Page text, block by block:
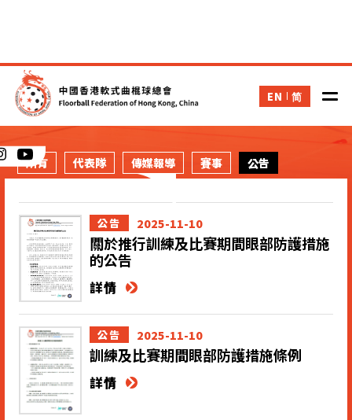
EN 简
新聞
所有 代表隊 傳媒報導 賽事 公告
公告 2025-11-10
關於推行訓練及比賽期間眼部防護措施
的公告
詳情
公告 2025-11-10
訓練及比賽期間眼部防護措施條例
詳情